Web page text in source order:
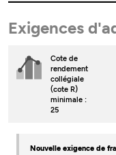
Exigences
Cote de
rendement
collégiale
(cote R)
minimale :
25
Nouvelle exigence de